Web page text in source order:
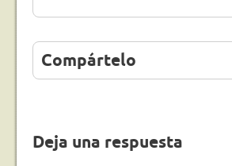
Compártelo
Deja una respuesta